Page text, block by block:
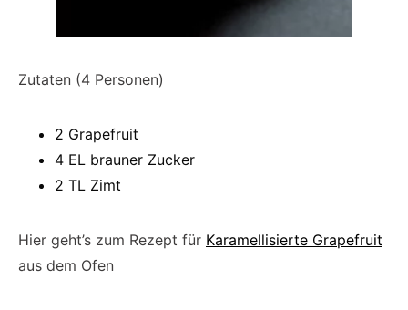
Zutaten (4 Personen)
2 Grapefruit
4 EL brauner Zucker
2 TL Zimt
Hier geht’s zum Rezept für Karamellisierte Grapefruit
aus dem Ofen